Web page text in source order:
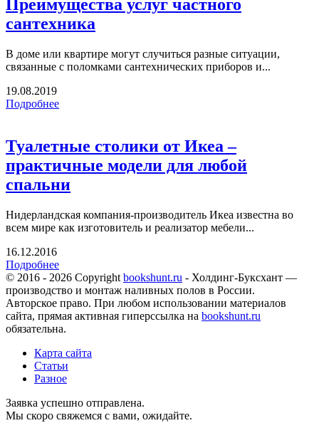
Преимущества услуг частного
сантехника
В доме или квартире могут случиться разные ситуации,
связанные с поломками сантехнических приборов и...
19.08.2019
Подробнее
Туалетные столики от Икеа –
практичные модели для любой
спальни
Нидерландская компания-производитель Икеа известна во
всем мире как изготовитель и реализатор мебели...
16.12.2016
Подробнее
© 2016 - 2026 Copyright bookshunt.ru - Холдинг-Буксхант —
производство и монтаж наливных полов в России.
Авторское право. При любом использовании материалов
сайта, прямая активная гиперссылка на bookshunt.ru
обязательна.
Карта сайта
Статьи
Разное
Заявка успешно отправлена.
Мы скоро свяжемся с вами, ожидайте.